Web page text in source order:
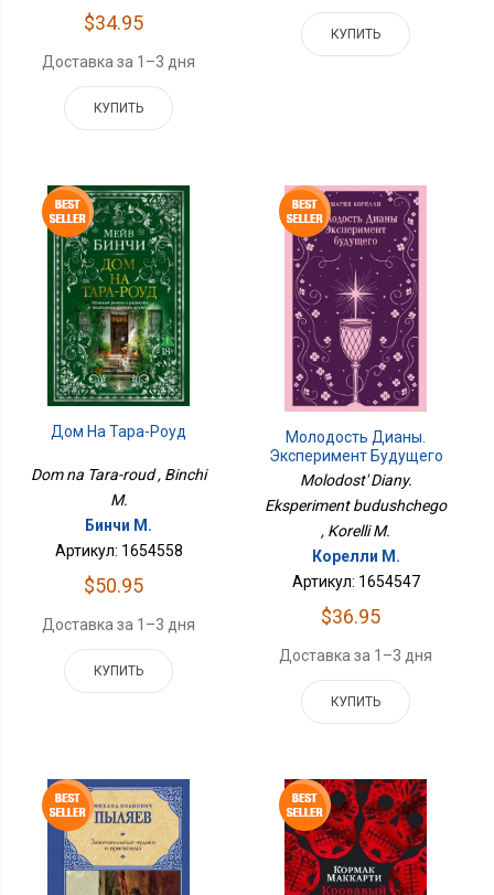
$34.95
Доставка за 1–3 дня
КУПИТЬ
КУПИТЬ
Дом На Тара-Роуд
Dom na Tara-roud , Binchi
M.
Бинчи М.
Артикул: 1654558
$50.95
Доставка за 1–3 дня
КУПИТЬ
Молодость Дианы.
Эксперимент Будущего
Molodost' Diany.
Eksperiment budushchego
, Korelli M.
Корелли М.
Артикул: 1654547
$36.95
Доставка за 1–3 дня
КУПИТЬ